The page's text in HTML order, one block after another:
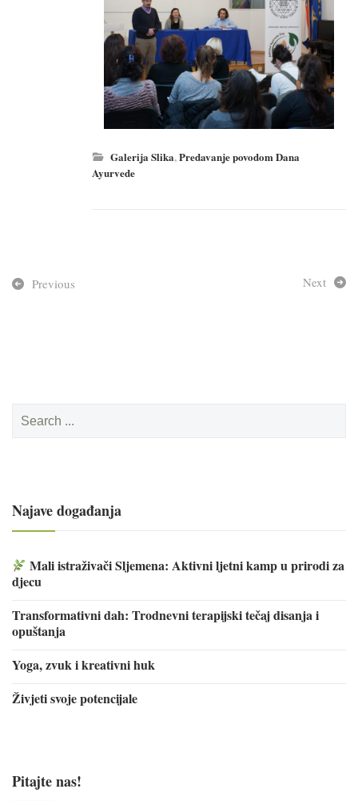
Galerija Slika,Predavanje povodom Dana
Ayurvede
Previous Next
for:
Najave događanja
Mali istraživači Sljemena: Aktivni ljetni kamp u prirodi za
djecu
Transformativni dah: Trodnevni terapijski tečaj disanja i
opuštanja
Yoga, zvuk i kreativni huk
Živjeti svoje potencijale
Pitajte nas!